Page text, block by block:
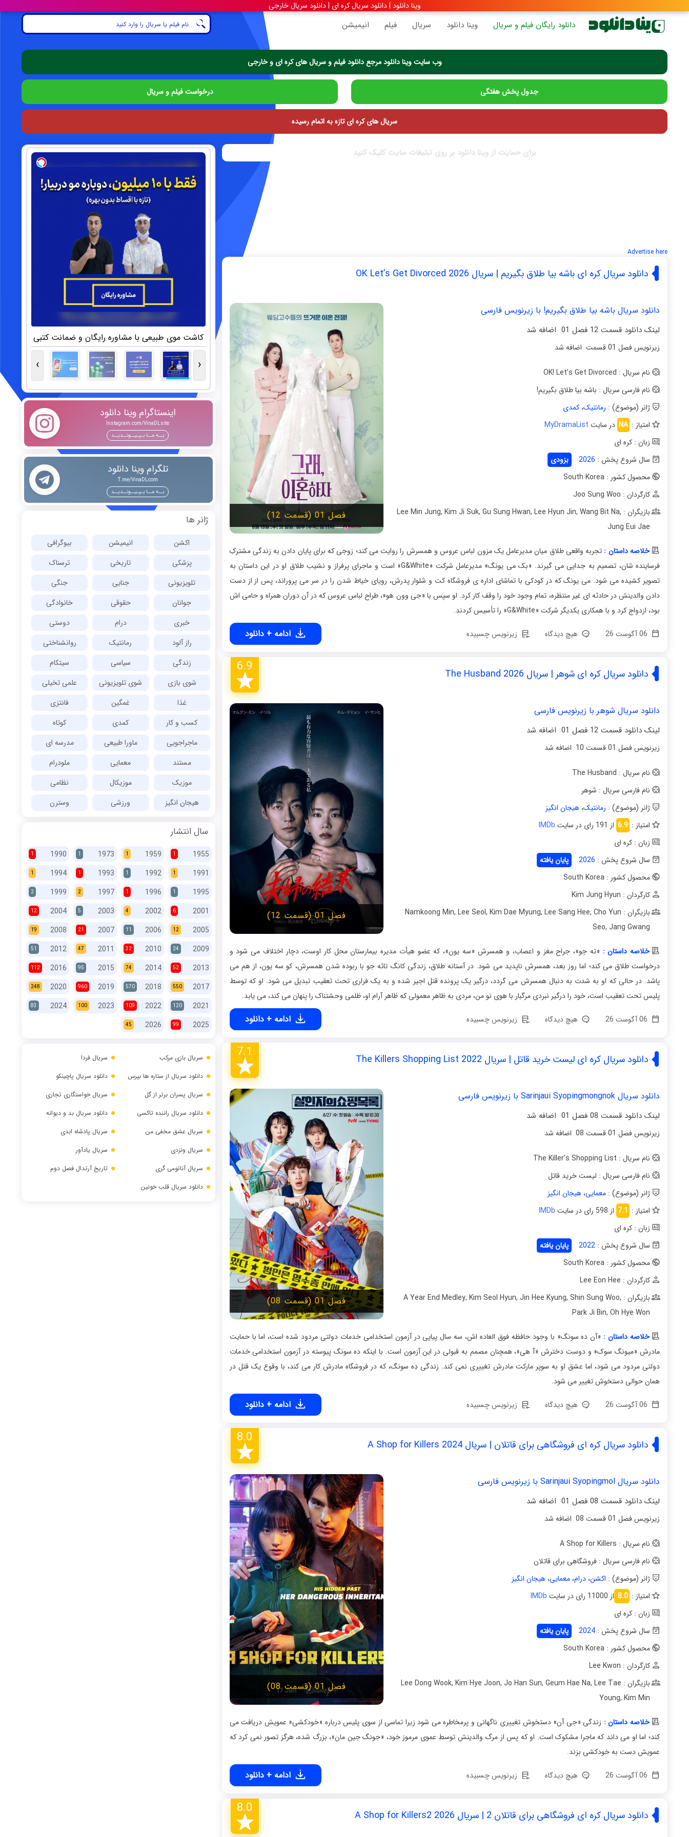
وینا دانلود | دانلود سریال کره ای | دانلود سریال خارجی
دانلود رایگان فیلم و سریال وینا دانلود سریال فیلم انیمیشن
وب سایت وینا دانلود مرجع دانلود فیلم و سریال های کره ای و خارجی
جدول پخش هفتگی درخواست فیلم و سریال
سریال های کره ای تازه به اتمام رسیده
برای حمایت از وینا دانلود بر روی تبلیغات سایت کلیک کنید
Advertise here
دانلود سریال کره ای باشه بیا طلاق بگیریم | سریال OK Let’s Get Divorced 2026
فصل 01 (قسمت 12)
دانلود سریال باشه بیا طلاق بگیریم! با زیرنویس فارسی
لینک دانلود قسمت 12 فصل 01 اضافه شد
زیرنویس فصل 01 قسمت اضافه شد
نام سریال : OK! Let’s Get Divorced
نام فارسی سریال : باشه بیا طلاق بگیریم!
ژانر (موضوع) : رمانتیک،کمدی
امتیاز : NA در سایت MyDramaList
زبان : کره ای
سال شروع پخش : 2026
بزودی
محصول کشور : South Korea
کارگردان : Joo Sung Woo
بازیگران : Lee Min Jung
, Kim Ji Suk, Gu Sung Hwan, Lee Hyun Jin, Wang Bit Na,
Jung Eui Jae
خلاصه داستان : تجربه واقعی طلاق میان مدیرعامل یک مزون لباس عروس و همسرش را روایت می کند؛ زوجی که برای پایان دادن به زندگی مشترکِ
فرساینده شان، تصمیم به جدایی می گیرند. «بک می یونگ» مدیرعامل شرکت «G&White» است و ماجرای پرفراز و نشیب طلاق او در این داستان به
تصویر کشیده می شود. می یونگ که در کودکی با تماشای اداره ی فروشگاه کت‌ و شلوار پدرش، رویای خیاط شدن را در سر می پروراند، پس از از دست
دادن والدینش در حادثه ای غیر منتظره، تمام وجود خود را وقف کار کرد. او سپس با «جی وون هو»، طراح لباس عروس که در آن دوران همراه و حامی اش
بود، ازدواج کرد و با همکاری یکدیگر شرکت «G&White» را تأسیس کردند.
ادامه + دانلود هیچ دیدگاه زیرنویس چسبیده
دانلود سریال کره ای شوهر | سریال The Husband 2026 6.9
فصل 01 (قسمت 12)
دانلود سریال شوهر با زیرنویس فارسی
لینک دانلود قسمت 12 فصل 01 اضافه شد
زیرنویس فصل 01 قسمت 10 اضافه شد
نام سریال : The Husband
نام فارسی سریال : شوهر
ژانر (موضوع) : رمانتیک،هیجان انگیز
امتیاز : 6.9 از 191 رای در سایت
IMDb
زبان : کره ای
سال شروع پخش : 2026
پایان یافته
محصول کشور : South Korea
کارگردان : Kim Jung Hyun
بازیگران : Namkoong Min
, Lee Seol, Kim Dae Myung, Lee Sang Hee, Cho Yun
Seo, Jang Gwang
خلاصه داستان : «ته جو»، جراح مغز و اعصاب، و همسرش «سه یون»، که عضو هیأت مدیره بیمارستان محل کار اوست، دچار اختلاف می شود و
درخواست طلاق می کند؛ اما روز بعد، همسرش ناپدید می شود. در آستانه طلاق، زندگی کانگ تائه جو با ربوده شدن همسرش، کو سه یون، از هم می
پاشد. در حالی که او به شدت به دنبال همسرش می گردد، درگیر یک پرونده قتل اجیر شده و به یک فراری تحت تعقیب تبدیل می شود. او که توسط
پلیس تحت تعقیب است، خود را درگیر نبردی مرگبار با هوی نو من، مردی به ظاهر معمولی که ظاهر آرام او، ظلمی وحشتناک را پنهان می کند، می یابد.
ادامه + دانلود هیچ دیدگاه زیرنویس چسبیده
دانلود سریال کره ای لیست خرید قاتل | سریال The Killers Shopping List 2022 7.1
فصل 01 (قسمت 08)
دانلود سریال Sarinjaui Syopingmongnok با زیرنویس فارسی
لینک دانلود قسمت 08 فصل 01 اضافه شد
زیرنویس فصل 01 قسمت 08 اضافه شد
نام سریال : The Killer’s Shopping List
نام فارسی سریال : لیست خرید قاتل
ژانر (موضوع) : معمایی،هیجان انگیز
امتیاز : 7.1 از 598 رای در سایت
IMDb
زبان : کره ای
سال شروع پخش : 2022
پایان یافته
محصول کشور : South Korea
کارگردان : Lee Eon Hee
بازیگران : A Year End Medley
, Kim Seol Hyun, Jin Hee Kyung, Shin Sung Woo,
Park Ji Bin, Oh Hye Won
خلاصه داستان : «آن ده سونگ» با وجود حافظه فوق العاده اش، سه سال پیاپی در آزمون استخدامی خدمات دولتی مردود شده است، اما با حمایت
مادرش «میونگ سوک» و دوست دخترش «آ هی»، همچنان مصمم به قبولی در این آزمون است. با اینکه ده سونگ پیوسته در آزمون استخدامی خدمات
دولتی مردود می شود، اما عشق او به سوپر مارکت مادرش تغییری نمی کند. زندگی دِه سونگ، که در فروشگاه مادرش کار می کند، با وقوع یک قتل در
همان حوالی دستخوش تغییر می شود.
ادامه + دانلود هیچ دیدگاه زیرنویس چسبیده
دانلود سریال کره ای فروشگاهی برای قاتلان | سریال A Shop for Killers 2024 8.0
فصل 01 (قسمت 08)
دانلود سریال Sarinjaui Syopingmol با زیرنویس فارسی
لینک دانلود قسمت 08 فصل 01 اضافه شد
زیرنویس فصل 01 قسمت 08 اضافه شد
نام سریال : A Shop for Killers
نام فارسی سریال : فروشگاهی برای قاتلان
ژانر (موضوع) : اکشن،درام،معمایی،هیجان انگیز
امتیاز : 8.0 از 11000 رای در سایت
IMDb
زبان : کره ای
سال شروع پخش : 2024
پایان یافته
محصول کشور : South Korea
کارگردان : Lee Kwon
بازیگران : Lee Dong Wook
, Kim Hye Joon, Jo Han Sun, Geum Hae Na, Lee Tae
Young, Kim Min
خلاصه داستان : زندگی «جی آن» دستخوش تغییری ناگهانی و پرمخاطره می شود زیرا تماسی از سوی پلیس درباره «خودکشی» عمویش دریافت می
کند؛ اما او می داند که ماجرا مشکوک است. او که پس از مرگ والدینش توسط عموی مرموز خود، «جونگ جین مان»، بزرگ شده، هرگز تصور نمی کرد که
عمویش دست به خودکشی بزند.
ادامه + دانلود هیچ دیدگاه زیرنویس چسبیده
دانلود سریال کره ای فروشگاهی برای قاتلان 2 | سریال A Shop for Killers2 2026 8.0
با مشاوره رایگان و ضمانت کتبی
‹
›
اینستاگرام وینا دانلود
Instagram.com/VinaDLsite
بــه مــا بـپـیــونــدیــد
تلگرام وینا دانلود
T.me/VinaDLcom
بــه مــا بـپـیــونــدیــد
ژانر ها
اکشن انیمیشن
بیوگرافی
پزشکی
تاریخی
ترسناک
تلویزیونی
جنایی
جنگی
جوانان
حقوقی
خانوادگی
خبری
درام
دوستی
راز آلود
رمانتیک
روانشناختی
زندگی
سیاسی
سیتکام
شوی بازی
شوی تلویزیونی
علمی تخیلی
غذا
غمگین
فانتزی
کسب و کار
کمدی
کوتاه
ماجراجویی
ماورا طبیعی
مدرسه ای
مستند
معمایی
ملودرام
موزیک
موزیکال
نظامی
هیجان انگیز
ورزشی وسترن
سال انتشار
1955
1
1959
1
1973
1
1990
1
1991
1
1992
1
1993
1
1994
1
1995
1
1996
1
1997
2
1999
2
2001
6
2002
4
2003
5
2004
12
2005
12
2006
11
2007
21
2008
19
2009
24
2010
32
2011
47
2012
51
2013
52
2014
74
2015
95
2016
112
2017
550
2018
570
2019
960
2020
248
2021
120
2022
109
2023
100
2024
83
2025
99
2026
45
سریال بازی مرکب
دانلود سریال از ستاره ها بپرس
سریال پسران برتر از گل
دانلود سریال راننده تاکسی
سریال عشق مخفی من
سریال ونزدی
سریال آناتومی گری
دانلود سریال قلب خونین
سریال فردا
دانلود سریال پاچینکو
سریال خواستگاری تجاری
دانلود سریال بد و دیوانه
سریال پادشاه ابدی
سریال یادآور
تاریخ آرتدال فصل دوم